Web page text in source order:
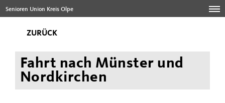
Senioren Union Kreis Olpe
ZURÜCK
Fahrt nach Münster und
Nordkirchen